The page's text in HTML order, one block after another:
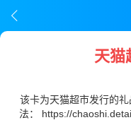
天猫
该卡为天猫超市发行的
法： https://